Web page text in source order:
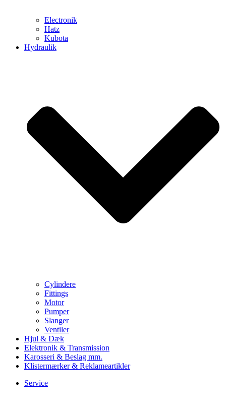
Electronik
Hatz
Kubota
Hydraulik
Cylindere
Fittings
Motor
Pumper
Slanger
Ventiler
Hjul & Dæk
Elektronik & Transmission
Karosseri & Beslag mm.
Klistermærker & Reklameartikler
Service